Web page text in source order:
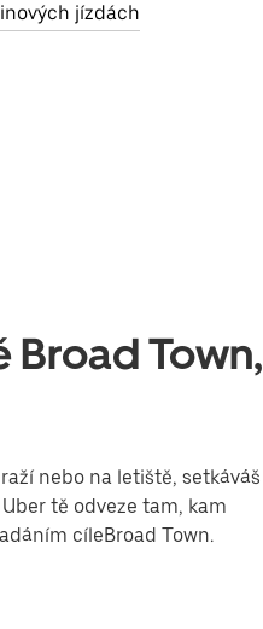
jízdách
Broad Town,
nebo na letiště, setkáváš
tě odveze tam, kam
cíleBroad Town.